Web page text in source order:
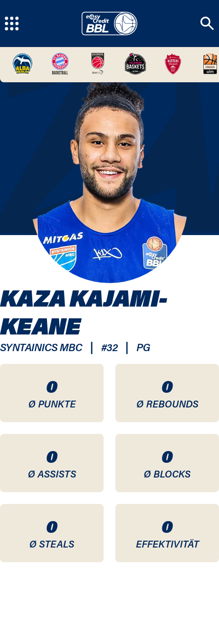
0
Ø PUNKTE
0
Ø REBOUNDS
0
Ø ASSISTS
0
Ø BLOCKS
0
Ø STEALS
0
EFFEKTIVITÄT
KAZA KAJAMI-
KEANE
SYNTAINICS MBC | #32 | PG